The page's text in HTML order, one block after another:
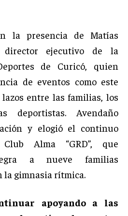
la presencia de Matías
director ejecutivo de la
de Curicó, quien
de eventos como este
entre las familias, los
deportistas. Avendaño
y elogió el continuo
Alma “GRD”, que
a nueve familias
la gimnasia rítmica.
apoyando a las